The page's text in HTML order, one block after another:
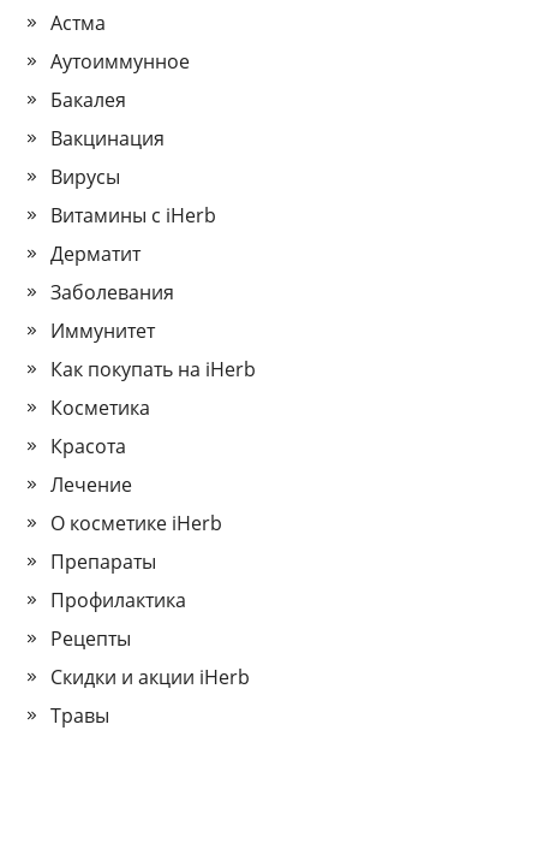
Астма
Аутоиммунное
Бакалея
Вакцинация
Вирусы
Витамины с iHerb
Дерматит
Заболевания
Иммунитет
Как покупать на iHerb
Косметика
Красота
Лечение
О косметике iHerb
Препараты
Профилактика
Рецепты
Скидки и акции iHerb
Травы